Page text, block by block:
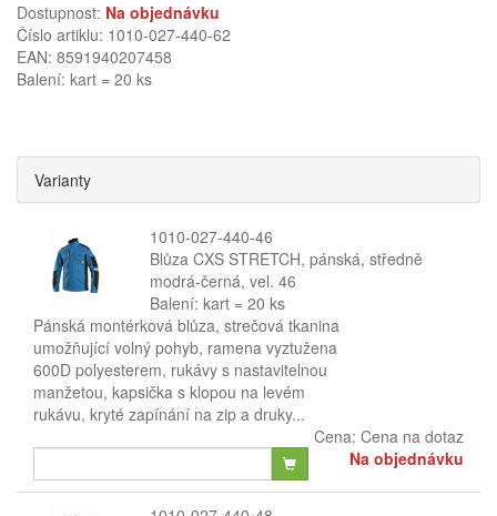
Dostupnost: Na objednávku
Číslo artiklu: 1010-027-440-62
EAN: 8591940207458
Balení: kart = 20 ks
Varianty
1010-027-440-46
Blůza CXS STRETCH, pánská, středně
modrá-černá, vel. 46
Balení: kart = 20 ks
Pánská montérková blůza, strečová tkanina
umožňující volný pohyb, ramena vyztužena
600D polyesterem, rukávy s nastavitelnou
manžetou, kapsička s klopou na levém
rukávu, kryté zapínání na zip a druky...
Cena: Cena na dotaz
Na objednávku